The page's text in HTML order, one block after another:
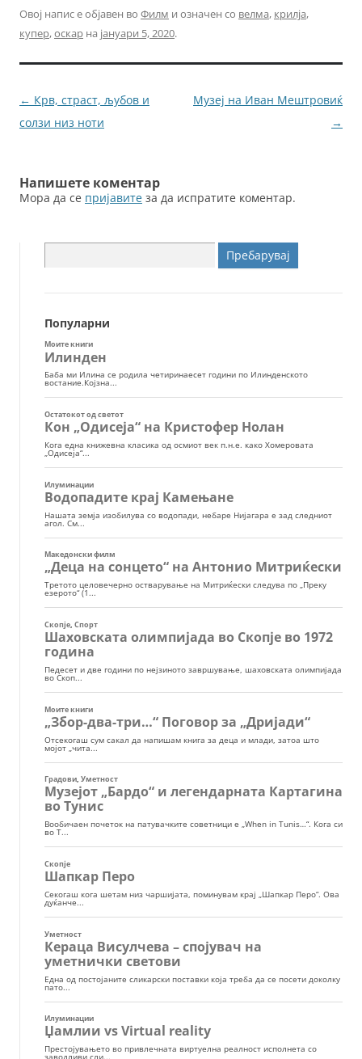
c
e
b
o
o
itt
er
ai
l
ss
e
n
g
Овој напис е објавен во Филм и означен со велма, крилја,
купер,оскар на јануари 5, 2020.
Навигација
за
← Крв, страст, љубов и
солзи низ ноти
Музеј на Иван Мештровиќ
→
Напишете коментар
Мора да се пријавите за да испратите коментар.
за:
Популарни